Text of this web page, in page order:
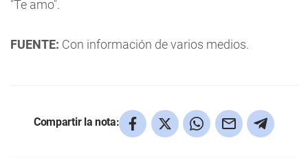
"Te amo".
FUENTE: Con información de varios medios.
Compartir la nota: